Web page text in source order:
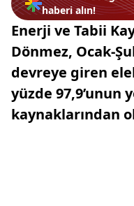
haberi alın!
Enerji ve Tabii
Dönmez, Ocak-
devreye giren
yüzde
kaynaklarından